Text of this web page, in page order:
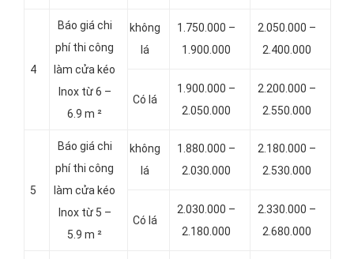
4
Báo giá chi
phí thi công
làm cửa kéo
Inox từ 6 –
6.9 m ²
không
lá
1.750.000 –
1.900.000
2.050.000 –
2.400.000
Có lá
1.900.000 –
2.050.000
2.200.000 –
2.550.000
5
Báo giá chi
phí thi công
làm cửa kéo
Inox từ 5 –
5.9 m ²
không
lá
1.880.000 –
2.030.000
2.180.000 –
2.530.000
Có lá
2.030.000 –
2.180.000
2.330.000 –
2.680.000